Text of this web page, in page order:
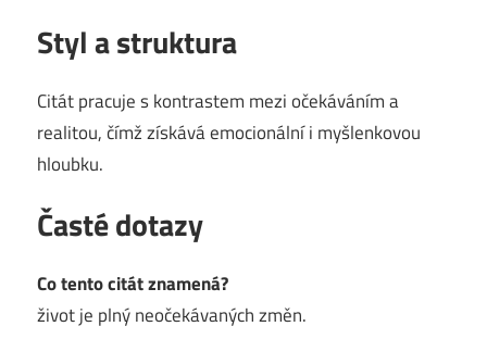
Styl a struktura
Citát pracuje s kontrastem mezi očekáváním a
realitou, čímž získává emocionální i myšlenkovou
hloubku.
Časté dotazy
Co tento citát znamená?
život je plný neočekávaných změn.